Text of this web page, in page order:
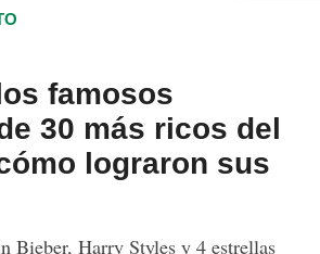
famosos
30 más ricos del
lograron sus
Bieber, Harry Styles y 4 estrellas